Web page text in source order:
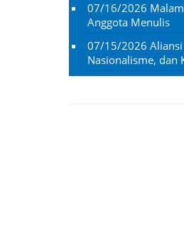
07/16/2026
Anggota Menulis
07/15/2026
Nasionalisme, dan